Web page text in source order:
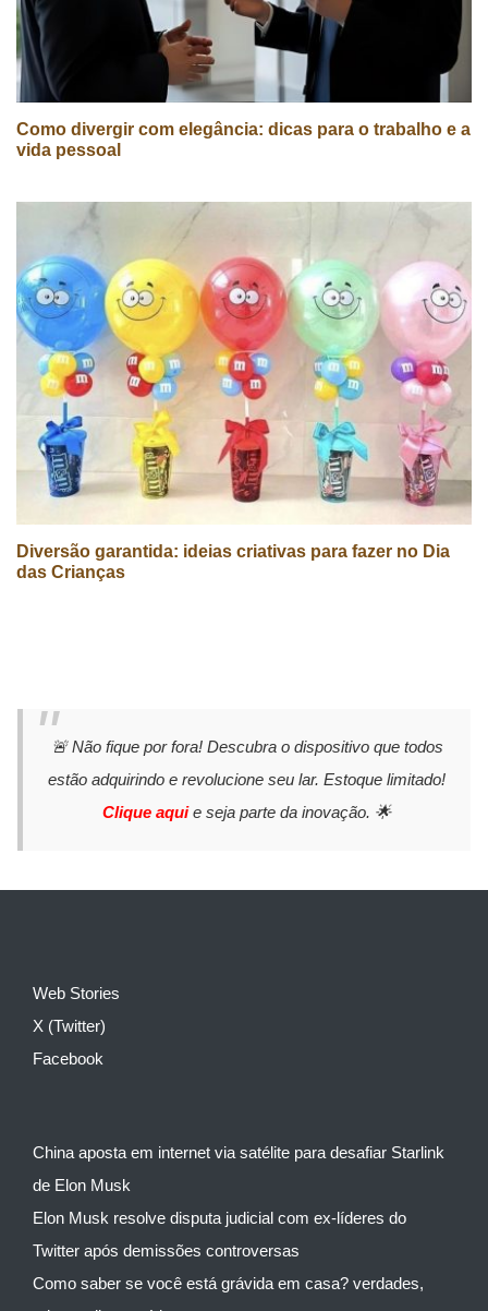
Como divergir com elegância: dicas para o trabalho e a
vida pessoal
Diversão garantida: ideias criativas para fazer no Dia
das Crianças
🚨 Não fique por fora! Descubra o dispositivo que todos
estão adquirindo e revolucione seu lar. Estoque limitado!
Clique aquie seja parte da inovação. 🌟
Web Stories
X (Twitter)
Facebook
China aposta em internet via satélite para desafiar Starlink
de Elon Musk
Elon Musk resolve disputa judicial com ex-líderes do
Twitter após demissões controversas
Como saber se você está grávida em casa? verdades,